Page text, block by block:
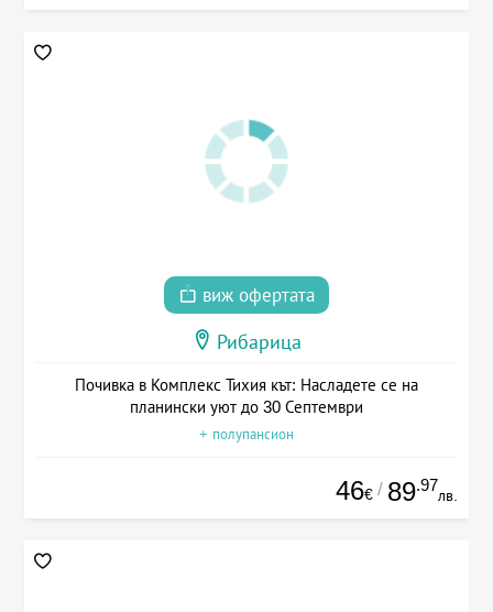
виж офертата
Рибарица
Почивка в Комплекс Тихия кът: Насладете се на
планински уют до 30 Септември
+ полупансион
46€ / 89.97
лв.